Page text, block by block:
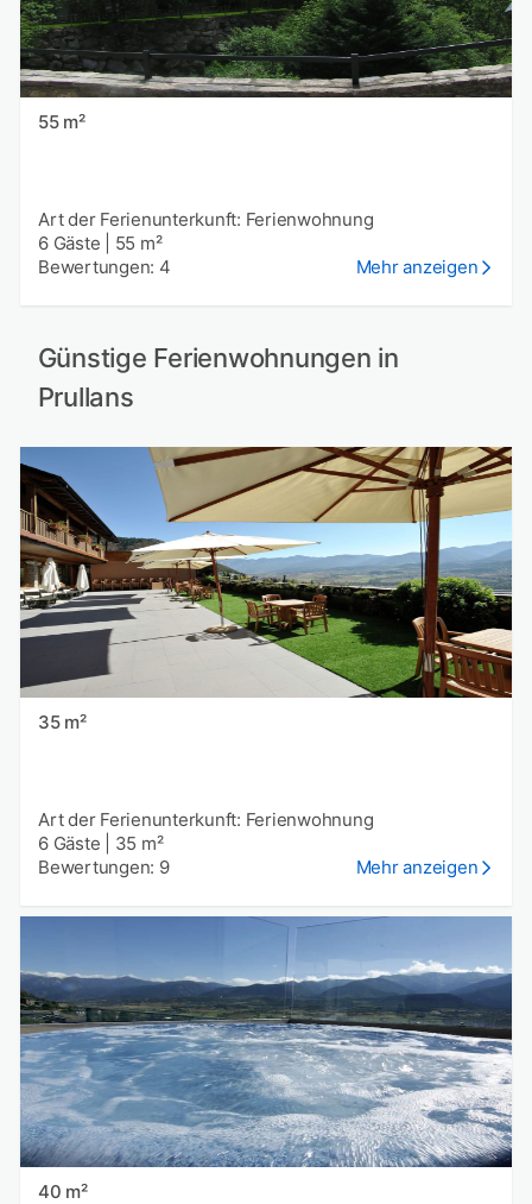
55 m²
Art der Ferienunterkunft: Ferienwohnung
6 Gäste
55 m²
Bewertungen: 4
Mehr anzeigen
Günstige Ferienwohnungen in
Prullans
35 m²
Art der Ferienunterkunft: Ferienwohnung
6 Gäste
35 m²
Bewertungen: 9
Mehr anzeigen
40 m²